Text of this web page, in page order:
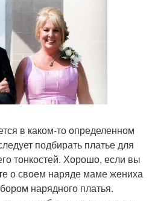
в каком-то определенном
подбирать платье для
тонкостей. Хорошо, если вы
о своем наряде маме жениха
нарядного платья.